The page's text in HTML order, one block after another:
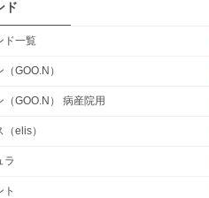
ド
ド一覧
（GOO.N）
（GOO.N） 病産院用
（elis）
ラ
ト